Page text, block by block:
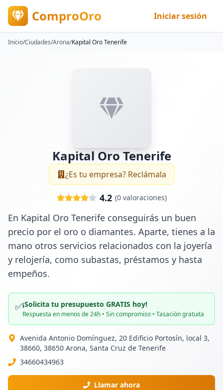
ComproOro Iniciar sesión
Inicio/Ciudades/Arona/Kapital Oro Tenerife
Kapital Oro Tenerife
¿Es tu empresa? Reclámala
4.2 (0valoraciones)
En Kapital Oro Tenerife conseguirás un buen
precio por el oro o diamantes. Aparte, tienes a la
mano otros servicios relacionados con la joyería
y relojería, como subastas, préstamos y hasta
empeños.
✅¡Solicita tu presupuesto GRATIS hoy!
Respuesta en menos de 24h • Sin compromiso • Tasación gratuita
Avenida Antonio Domínguez, 20 Edificio Portosín, local 3,
38660, 38650 Arona, Santa Cruz de Tenerife
34660434963
Llamar ahora